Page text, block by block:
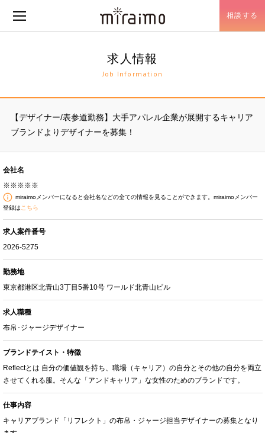
相談する
求人情報
Job Information
【デザイナー/表参道勤務】大手アパレル企業が展開するキャリア
ブランドよりデザイナーを募集！
会社名
※※※※※
miraimoメンバーになると会社名などの全ての情報を見ることができます。miraimoメンバー
登録は こちら
求人案件番号
2026-5275
勤務地
東京都港区北青山3丁目5番10号 ワールド北青山ビル
求人職種
布帛･ジャージデザイナー
ブランドテイスト・特徴
Reflectとは 自分の価値観を持ち、職場（キャリア）の自分とその他の自分を両立
させてくれる服。そんな「アンドキャリア」な女性のためのブランドです。
仕事内容
キャリアブランド「リフレクト」の布帛・ジャージ担当デザイナーの募集となり